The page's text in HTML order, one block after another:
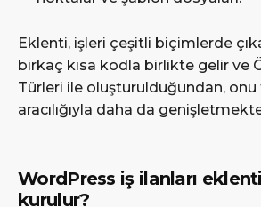
Eklenti, işleri çeşitli biçimlerde
birkaç kısa kodla birlikte gelir ve
Türleri ile oluşturulduğundan,
aracılığıyla daha da
WordPress iş ilanları
kurulur?